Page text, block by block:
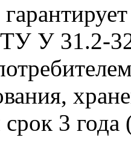
У 31.2-
3 года